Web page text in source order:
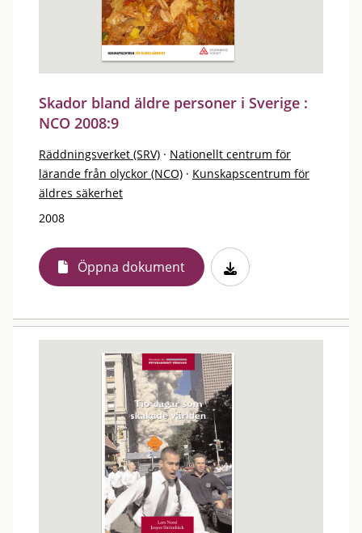
Skador bland äldre personer i Sverige :
NCO 2008:9
Räddningsverket (SRV) · Nationellt centrum för
lärande från olyckor (NCO) · Kunskapscentrum för
äldres säkerhet
2008
Öppna dokument